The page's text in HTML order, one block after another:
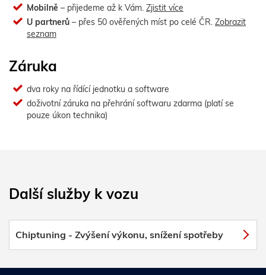
Mobilně – přijedeme až k Vám. Zjistit více
U partnerů – přes 50 ověřených míst po celé ČR. Zobrazit
seznam
Záruka
dva roky na řídící jednotku a software
doživotní záruka na přehrání softwaru zdarma (platí se
pouze úkon technika)
Další služby k vozu
Chiptuning - Zvýšení výkonu, snížení spotřeby